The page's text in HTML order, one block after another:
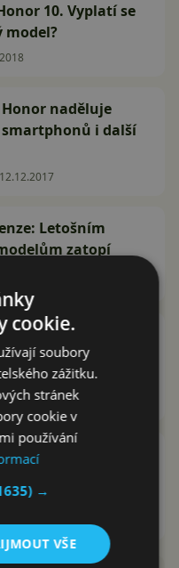
10. Vyplatí se
naděluje
smartphonů i další
12.12.2017
Letošním
zatopí
Honor 9
1 200 Kč více než
než OnePlus 5,
cookie.
soubory
zážitku.
stránek
cookie v
používání
→
VŠE